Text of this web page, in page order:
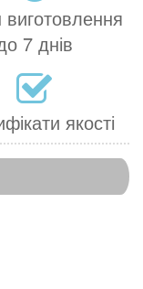
виготовлення
7 днів
якості